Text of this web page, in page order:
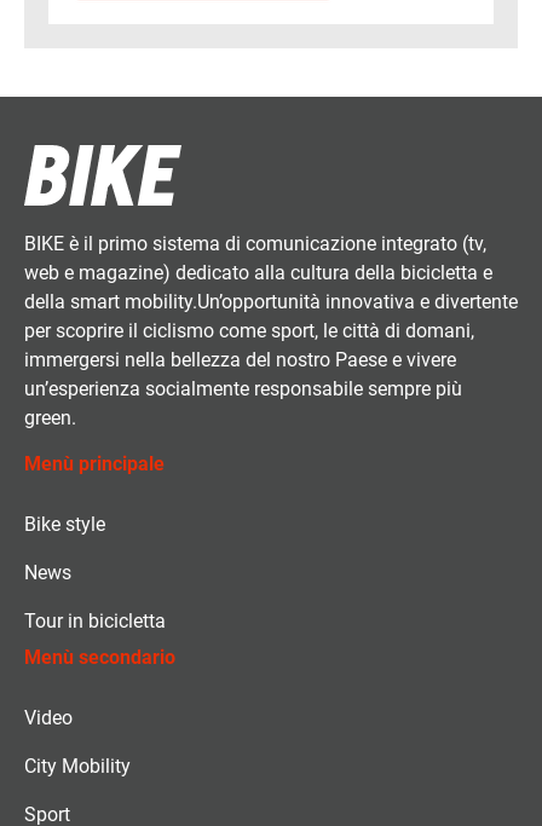
BIKE è il primo sistema di comunicazione integrato (tv,
web e magazine) dedicato alla cultura della bicicletta e
della smart mobility.Un’opportunità innovativa e divertente
per scoprire il ciclismo come sport, le città di domani,
immergersi nella bellezza del nostro Paese e vivere
un’esperienza socialmente responsabile sempre più
green.
Menù principale
Bike style
News
Tour in bicicletta
Menù secondario
Video
City Mobility
Sport